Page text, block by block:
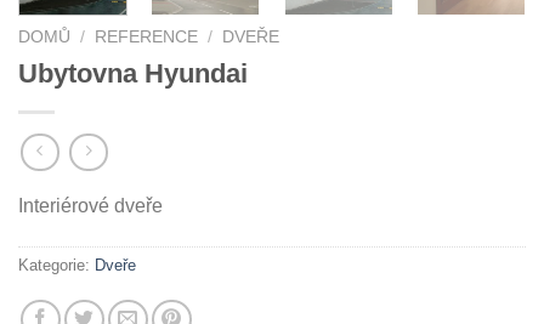
DOMŮ / REFERENCE / DVEŘE
Ubytovna Hyundai
Interiérové dveře
Kategorie: Dveře